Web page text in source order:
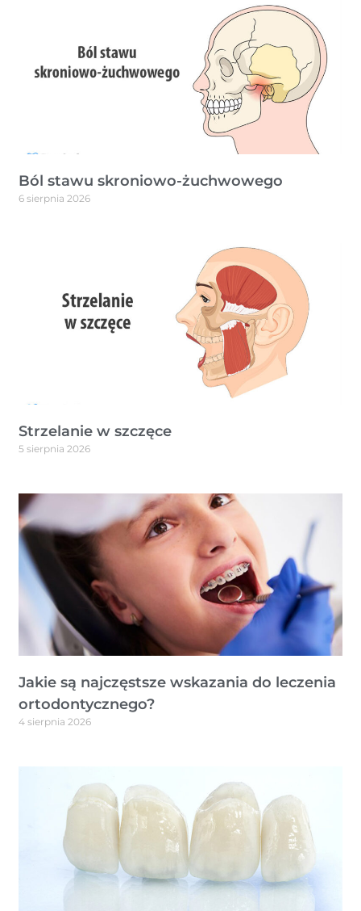
Ból stawu skroniowo-żuchwowego
6 sierpnia 2026
Strzelanie w szczęce
5 sierpnia 2026
Jakie są najczęstsze wskazania do leczenia
ortodontycznego?
4 sierpnia 2026